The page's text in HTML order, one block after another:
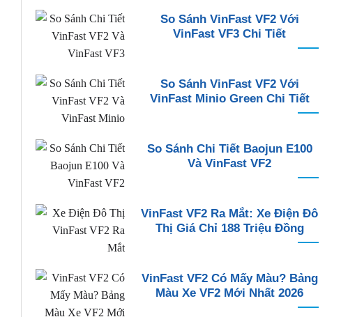
So Sánh VinFast VF2 Với
VinFast VF3 Chi Tiết
So Sánh VinFast VF2 Với
VinFast Minio Green Chi Tiết
So Sánh Chi Tiết Baojun E100
Và VinFast VF2
VinFast VF2 Ra Mắt: Xe Điện Đô
Thị Giá Chỉ 188 Triệu Đồng
VinFast VF2 Có Mấy Màu? Bảng
Màu Xe VF2 Mới Nhất 2026